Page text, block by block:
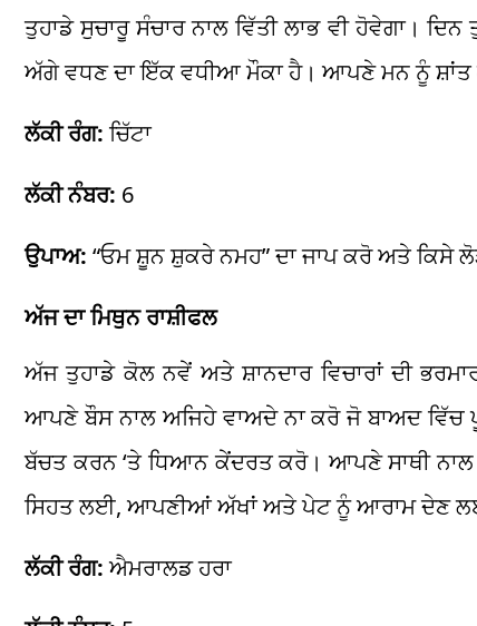
ਤੁਹਾਡੇ ਸੁਚਾਰੂ ਸੰਚਾਰ ਨਾਲ ਵਿੱਤੀ ਲਾਭ ਵੀ ਹੋਵੇਗਾ।
ਅੱਗੇ ਵਧਣ ਦਾ ਇੱਕ ਵਧੀਆ ਮੌਕਾ ਹੈ। ਆਪਣੇ ਮਨ ਨੂੰ ਸ਼ਾਂਤ
ਲੱਕੀ ਰੰਗ: ਚਿੱਟਾ
ਲੱਕੀ ਨੰਬਰ: 6
ਉਪਾਅ: “ਓਮ ਸ਼ੂਨ ਸ਼ੁਕਰੇ ਨਮਹ” ਦਾ ਜਾਪ ਕਰੋ ਅਤੇ ਕਿਸੇ
ਅੱਜ ਦਾ ਮਿਥੁਨ ਰਾਸ਼ੀਫਲ
ਅੱਜ ਤੁਹਾਡੇ ਕੋਲ ਨਵੇਂ ਅਤੇ ਸ਼ਾਨਦਾਰ ਵਿਚਾਰਾਂ ਦੀ
ਆਪਣੇ ਬੌਸ ਨਾਲ ਅਜਿਹੇ ਵਾਅਦੇ ਨਾ ਕਰੋ ਜੋ ਬਾਅਦ
ਬੱਚਤ ਕਰਨ ‘ਤੇ ਧਿਆਨ ਕੇਂਦਰਤ ਕਰੋ। ਆਪਣੇ ਸਾਥੀ
ਸਿਹਤ ਲਈ, ਆਪਣੀਆਂ ਅੱਖਾਂ ਅਤੇ ਪੇਟ ਨੂੰ ਆਰਾਮ ਦੇਣ
ਲੱਕੀ ਰੰਗ:ਐਮਰਾਲਡ ਹਰਾ